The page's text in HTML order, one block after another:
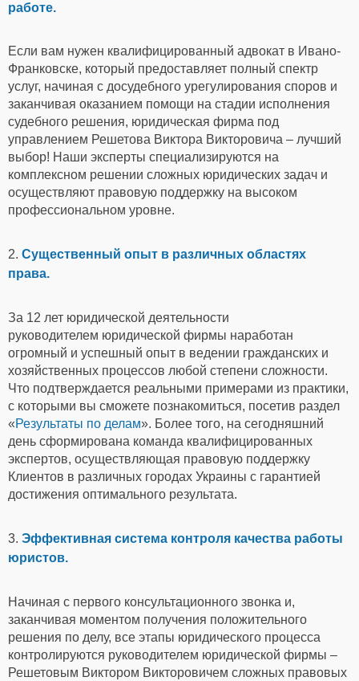
работе.
Если вам нужен квалифицированный адвокат в Ивано-
Франковске, который предоставляет полный спектр
услуг, начиная с досудебного урегулирования споров и
заканчивая оказанием помощи на стадии исполнения
судебного решения, юридическая фирма под
управлением Решетова Виктора Викторовича – лучший
выбор! Наши эксперты специализируются на
комплексном решении сложных юридических задач и
осуществляют правовую поддержку на высоком
профессиональном уровне.
2. Существенный опыт в различных областях
права.
За 12 лет юридической деятельности
руководителем юридической фирмы наработан
огромный и успешный опыт в ведении гражданских и
хозяйственных процессов любой степени сложности.
Что подтверждается реальными примерами из практики,
с которыми вы сможете познакомиться, посетив раздел
«Результаты по делам». Более того, на сегодняшний
день сформирована команда квалифицированных
экспертов, осуществляющая правовую поддержку
Клиентов в различных городах Украины с гарантией
достижения оптимального результата.
3. Эффективная система контроля качества работы
юристов.
Начиная с первого консультационного звонка и,
заканчивая моментом получения положительного
решения по делу, все этапы юридического процесса
контролируются руководителем юридической фирмы –
Решетовым Виктором Викторовичем сложных правовых